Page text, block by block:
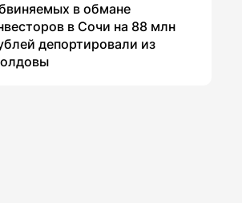
в обмане
в Сочи на 88 млн
депортировали из